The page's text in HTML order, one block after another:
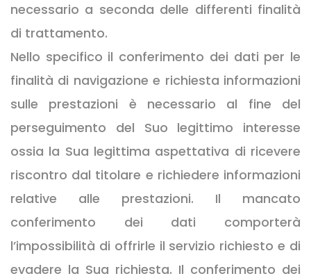
necessario a seconda delle differenti finalità
di trattamento.
Nello specifico il conferimento dei dati per le
finalità di navigazione e richiesta informazioni
sulle prestazioni è necessario al fine del
perseguimento del Suo legittimo interesse
ossia la Sua legittima aspettativa di ricevere
riscontro dal titolare e richiedere informazioni
relative alle prestazioni. Il mancato
conferimento dei dati comporterà
l’impossibilità di offrirle il servizio richiesto e di
evadere la Sua richiesta. Il conferimento dei